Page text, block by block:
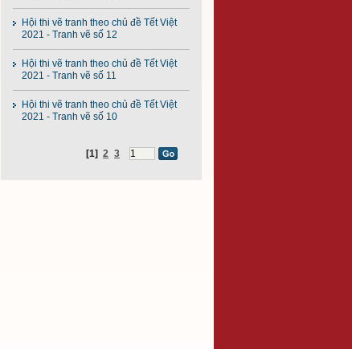
Hội thi vẽ tranh theo chủ đề Tết Việt
2021 - Tranh vẽ số 12
Hội thi vẽ tranh theo chủ đề Tết Việt
2021 - Tranh vẽ số 11
Hội thi vẽ tranh theo chủ đề Tết Việt
2021 - Tranh vẽ số 10
[1] 2 3